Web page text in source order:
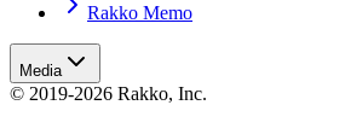
Rakko Memo
Media
© 2019-2026 Rakko, Inc.